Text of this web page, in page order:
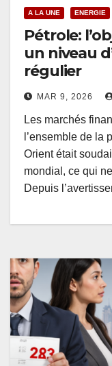
A LA UNE ENERGIE
Pétrole:
un niveau
régulier
MAR 9, 2026
Les marchés
l’ensemble de la
Orient était
mondial, ce qui
Depuis